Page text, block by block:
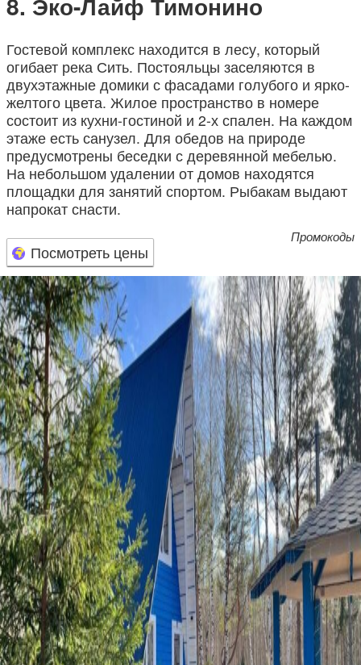
Гостевой комплекс находится в лесу, который
огибает река Сить. Постояльцы заселяются в
двухэтажные домики с фасадами голубого и ярко-
желтого цвета. Жилое пространство в номере
состоит из кухни-гостиной и 2-х спален. На каждом
этаже есть санузел. Для обедов на природе
предусмотрены беседки с деревянной мебелью.
На небольшом удалении от домов находятся
площадки для занятий спортом. Рыбакам выдают
напрокат снасти.
Посмотреть цены
Промокоды